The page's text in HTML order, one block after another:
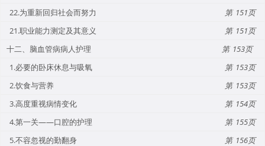
22.为重新回归社会而努力
151
21.职业能力测定及其意义
151
十二、脑血管病病人护理
153
1.必要的卧床休息与吸氧
153
2.饮食与营养
153
3.高度重视病情变化
154
4.第一关——口腔的护理
155
5.不容忽视的勤翻身
156